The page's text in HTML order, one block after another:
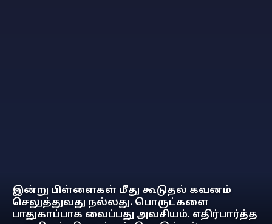
இன்று பிள்ளைகள் மீது கூடுதல் கவனம்
செலுத்துவது நல்லது. பொருட்களை
பாதுகாப்பாக வைப்பது அவசியம். எதிர்பார்த்த